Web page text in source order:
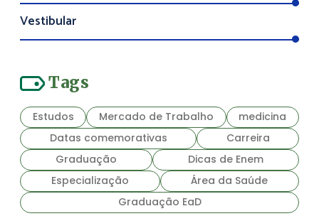
Vestibular
Tags
Estudos Mercado de Trabalho
medicina
Datas comemorativas
Carreira
Graduação
Dicas de Enem
Especialização
Área da Saúde
Graduação EaD